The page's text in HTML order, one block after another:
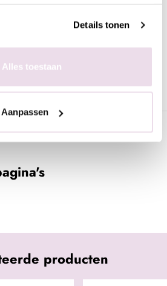
Details tonen
Alles toestaan
Aanpassen
en hard deze uit
pincet op de gewenste plaats
sticker af met een topcoat naar
producten